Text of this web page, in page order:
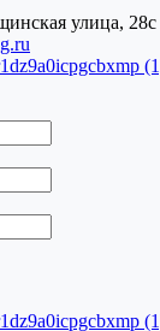
улица, 28с